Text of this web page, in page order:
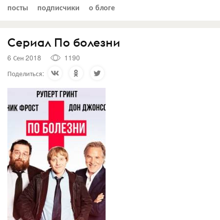
посты подписчики о блоге
Сериал По болезни
6 Сен 2018
1190
Поделиться: